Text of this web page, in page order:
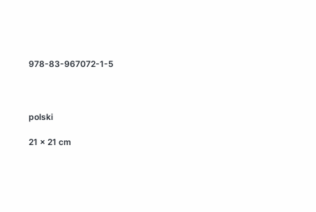
978-83-967072-1-5
polski
21 x 21 cm